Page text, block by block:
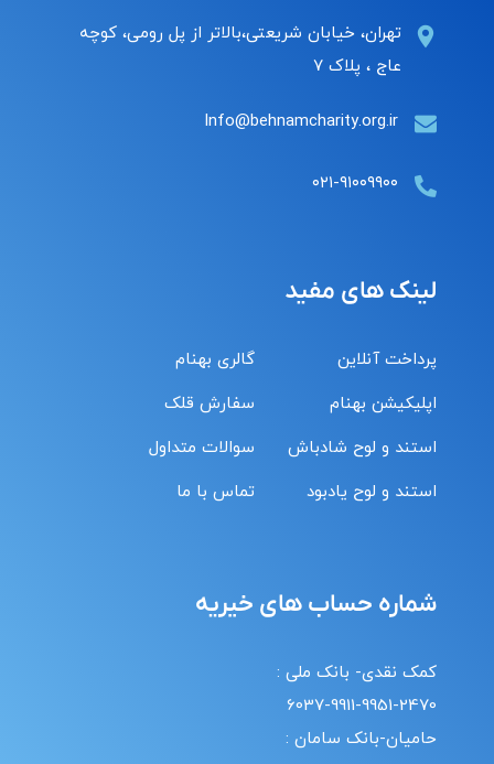
تهران، خیابان شریعتی،بالاتر از پل رومی، کوچه
عاج ، پلاک ۷
Info@behnamcharity.org.ir
۰۲۱-۹۱۰۰۹۹۰۰
لینک های مفید
پرداخت آنلاین
اپلیکیشن بهنام
استند و لوح شادباش
استند و لوح یادبود
گالری بهنام
سفارش قلک
سوالات متداول
تماس با ما
شماره حساب های خیریه
کمک نقدی- بانک ملی :
6037-9911-9951-2470
حامیان-بانک سامان :